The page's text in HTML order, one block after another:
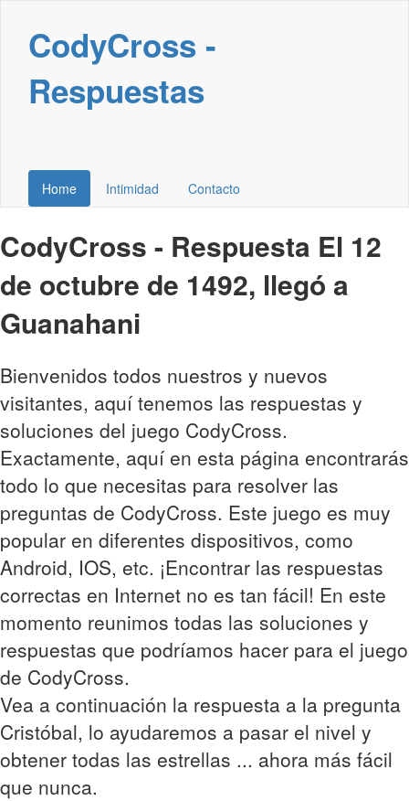
CodyCross -
Respuestas
Home Intimidad Contacto
CodyCross - Respuesta El 12
de octubre de 1492, llegó a
Guanahani
Bienvenidos todos nuestros y nuevos
visitantes, aquí tenemos las respuestas y
soluciones del juego CodyCross.
Exactamente, aquí en esta página encontrarás
todo lo que necesitas para resolver las
preguntas de CodyCross. Este juego es muy
popular en diferentes dispositivos, como
Android, IOS, etc. ¡Encontrar las respuestas
correctas en Internet no es tan fácil! En este
momento reunimos todas las soluciones y
respuestas que podríamos hacer para el juego
de CodyCross.
Vea a continuación la respuesta a la pregunta
Cristóbal, lo ayudaremos a pasar el nivel y
obtener todas las estrellas ... ahora más fácil
que nunca.